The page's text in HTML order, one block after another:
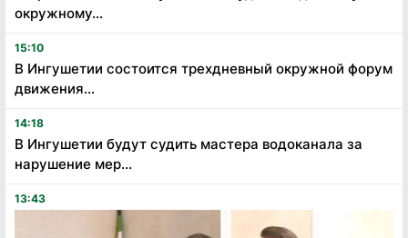
окружному...
15:10
В Ингушетии состоится трехдневный окружной форум
движения...
14:18
В Ингушетии будут судить мастера водоканала за
нарушение мер...
13:43